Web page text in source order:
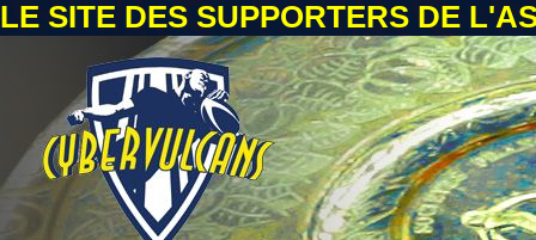
LE SITE DES SUPPORTERS DE